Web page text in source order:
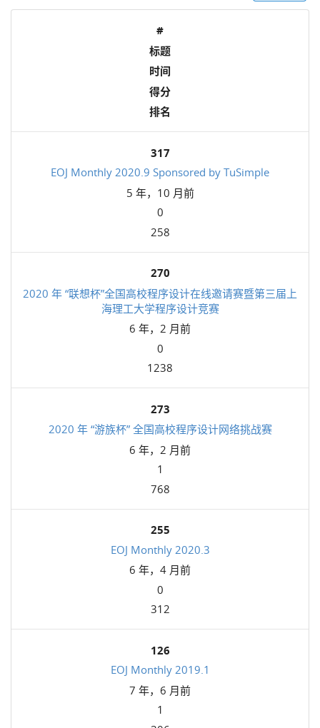
#
标题
时间
得分
排名
317
EOJ Monthly 2020.9 Sponsored by TuSimple
5 年，10 月前
0
258
270
2020 年 “联想杯”全国高校程序设计在线邀请赛暨第三届上
海理工大学程序设计竞赛
6 年，2 月前
0
1238
273
2020 年 “游族杯” 全国高校程序设计网络挑战赛
6 年，2 月前
1
768
255
EOJ Monthly 2020.3
6 年，4 月前
0
312
126
EOJ Monthly 2019.1
7 年，6 月前
1